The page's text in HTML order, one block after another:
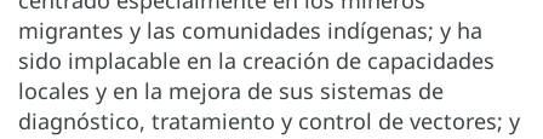
migrantes y las comunidades indígenas; y ha
sido implacable en la creación de capacidades
locales y en la mejora de sus sistemas de
diagnóstico, tratamiento y control de vectores; y